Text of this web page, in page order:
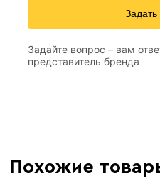
Задайте вопрос – вам
представитель бренда
Похожие